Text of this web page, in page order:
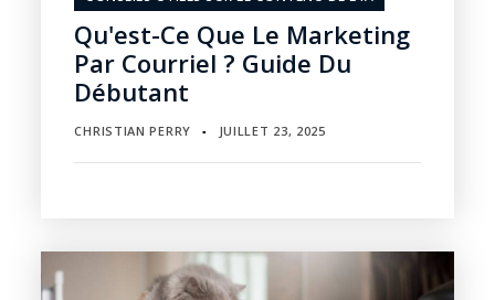
Qu'est-Ce Que Le Marketing
Par Courriel ? Guide Du
Débutant
CHRISTIAN PERRY ▪ JUILLET 23, 2025